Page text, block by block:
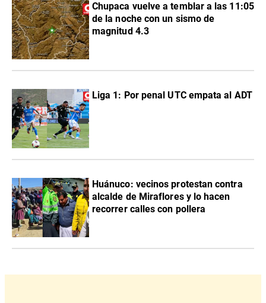
Chupaca vuelve a temblar a las 11:05
de la noche con un sismo de
magnitud 4.3
Liga 1: Por penal UTC empata al ADT
Huánuco: vecinos protestan contra
alcalde de Miraflores y lo hacen
recorrer calles con pollera